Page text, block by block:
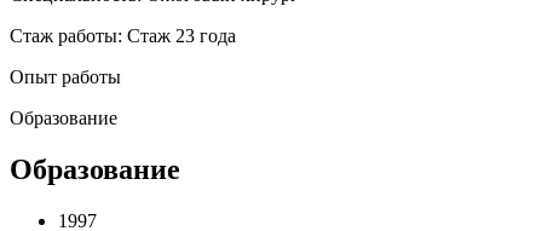
Стаж работы: Стаж 23 года
Опыт работы
Образование
Образование
1997